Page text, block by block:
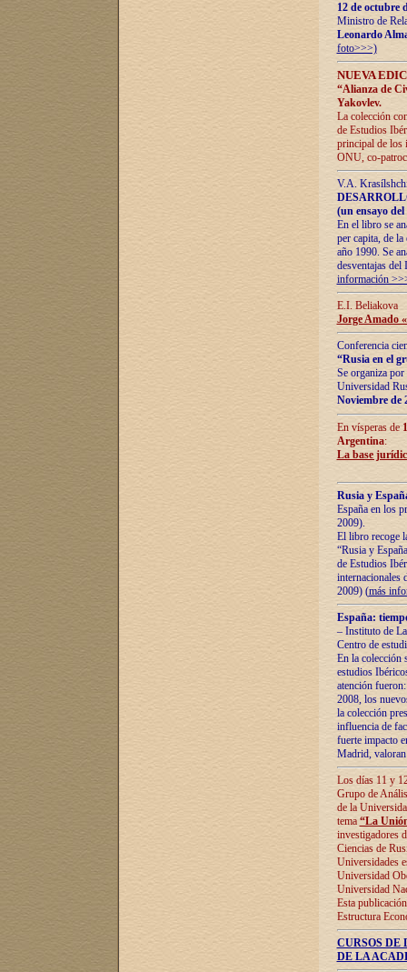
12 de octubre
Ministro de
Leonardo
foto>>>)
NUEVA
“Alianza de
Yakovlev.
La colección
de Estudios
principal de los
ONU, co-
V.A.
(un ensayo
En el libro se
per capita, de
año 1990. Se
desventajas
información
E.I. Beliakova
Jorge Amado
Conferencia
“Rusia en el
Se organiza
Universidad
Noviembre de
En vísperas de
Argentina:
La base
Rusia y
España en los
2009).
El libro recoge
“Rusia y
de Estudios
internacionales
2009) (más
España:
– Instituto de
Centro de
En la colección
estudios
atención
2008, los
la colección
influencia de
fuerte impacto
Madrid,
Los días 11 y
Grupo de
de la
tema “La
investigadores
Ciencias de
Universidades
Universidad
Universidad
Esta
Estructura
CURSOS
DE LA